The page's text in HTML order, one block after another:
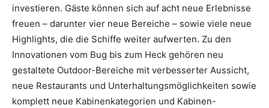
investieren. Gäste können sich auf acht neue Erlebnisse
freuen – darunter vier neue Bereiche – sowie viele neue
Highlights, die die Schiffe weiter aufwerten. Zu den
Innovationen vom Bug bis zum Heck gehören neu
gestaltete Outdoor-Bereiche mit verbesserter Aussicht,
neue Restaurants und Unterhaltungsmöglichkeiten sowie
komplett neue Kabinenkategorien und Kabinen-